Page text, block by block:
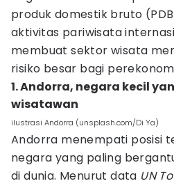
produk domestik bruto
aktivitas pariwisata
membuat sektor wisata
risiko besar bagi
1. Andorra, negara kecil
wisatawan
ilustrasi Andorra (unsplash.com/Di Ya)
Andorra menempati posisi
negara yang paling
di dunia. Menurut data UN